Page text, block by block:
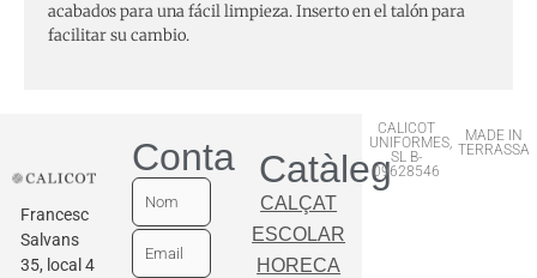
acabados para una fácil limpieza. Inserto en el talón para
facilitar su cambio.
Francesc
Salvans
35, local 4
ContactarCatàleg
CALÇAT
ESCOLAR
HORECA
CALICOT
UNIFORMES,
SL B-
09628546
MADE IN
TERRASSA